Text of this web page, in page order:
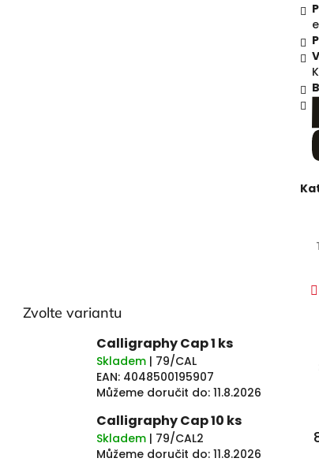
Zvolte variantu
Calligraphy Cap 1 ks
Skladem | 79/CAL
EAN: 4048500195907
Můžeme doručit do: 11.8.2026
Calligraphy Cap 10 ks
Skladem | 79/CAL2
Můžeme doručit do: 11.8.2026